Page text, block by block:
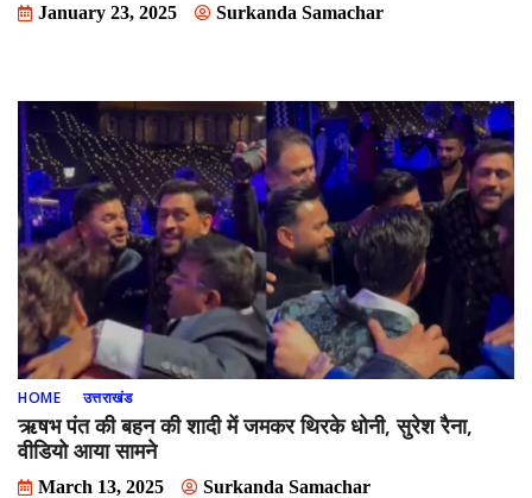
January 23, 2025 Surkanda Samachar
HOME उत्तराखंड
ऋषभ पंत की बहन की शादी में जमकर थिरके धोनी, सुरेश रैना,
वीडियो आया सामने
March 13, 2025 Surkanda Samachar